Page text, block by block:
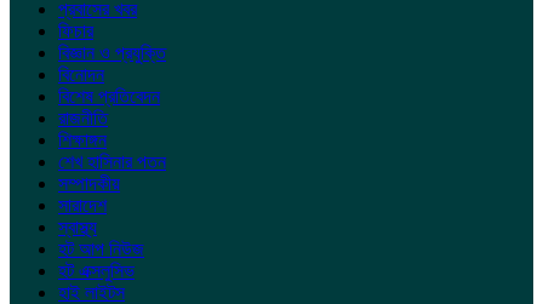
প্রবাসের খবর
ফিচার
বিজ্ঞান ও প্রযুক্তি
বিনোদন
বিশেষ প্রতিবেদন
রাজনীতি
শিক্ষাঙ্গন
শেখ হাসিনার পতন
সম্পাদকীয়
সারাদেশ
স্বাস্থ্য
হট আপ নিউজ
হট এক্সলুসিভ
হাই লাইটস